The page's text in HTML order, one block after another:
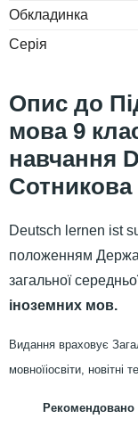
Обкладинка
Серія
мова 9
навчання
Сотникова
Deutsch lernen ist
положенням
загальної
iноземних мов.
Видання враховує
мовноїiосвiти, новiтнi
Рекомендовано